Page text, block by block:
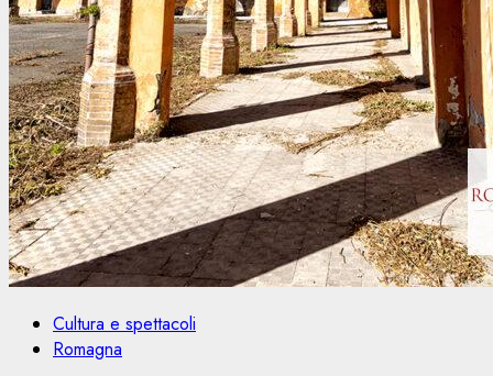
Cultura e spettacoli
Romagna